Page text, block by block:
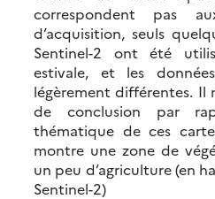
correspondent pas
d’acquisition, seuls
Sentinel-2 ont été
estivale, et les
légèrement différentes.
de conclusion par
thématique de ces
montre une zone de
un peu d’agriculture (en
Sentinel-2)